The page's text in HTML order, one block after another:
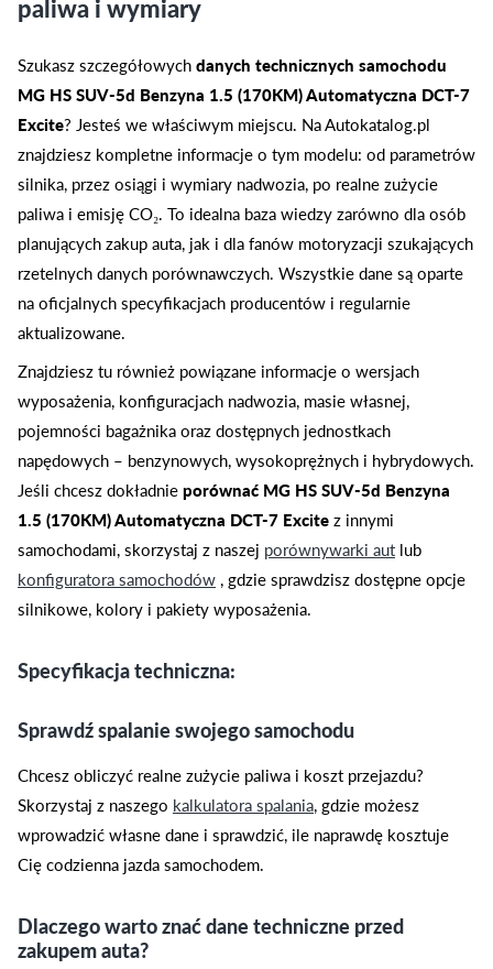
paliwa i wymiary
Szukasz szczegółowychdanych technicznych samochodu
MG HS SUV-5d Benzyna 1.5 (170KM) Automatyczna DCT-7
Excite? Jesteś we właściwym miejscu. Na Autokatalog.pl
znajdziesz kompletne informacje o tym modelu: od parametrów
silnika, przez osiągi i wymiary nadwozia, po realne zużycie
paliwa i emisję CO₂. To idealna baza wiedzy zarówno dla osób
planujących zakup auta, jak i dla fanów motoryzacji szukających
rzetelnych danych porównawczych. Wszystkie dane są oparte
na oficjalnych specyfikacjach producentów i regularnie
aktualizowane.
Znajdziesz tu również powiązane informacje o wersjach
wyposażenia, konfiguracjach nadwozia, masie własnej,
pojemności bagażnika oraz dostępnych jednostkach
napędowych – benzynowych, wysokoprężnych i hybrydowych.
Jeśli chcesz dokładnieporównać MG HS SUV-5d Benzyna
1.5 (170KM) Automatyczna DCT-7 Excitez innymi
samochodami, skorzystaj z naszej porównywarki aut lub
konfiguratora samochodów , gdzie sprawdzisz dostępne opcje
silnikowe, kolory i pakiety wyposażenia.
Specyfikacja techniczna:
Sprawdź spalanie swojego samochodu
Chcesz obliczyć realne zużycie paliwa i koszt przejazdu?
Skorzystaj z naszego kalkulatora spalania, gdzie możesz
wprowadzić własne dane i sprawdzić, ile naprawdę kosztuje
Cię codzienna jazda samochodem.
Dlaczego warto znać dane techniczne przed
zakupem auta?